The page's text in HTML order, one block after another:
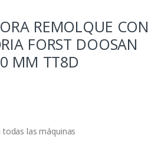
REMOLQUE CON
FORST DOOSAN
MM TT8D
todas las máquinas